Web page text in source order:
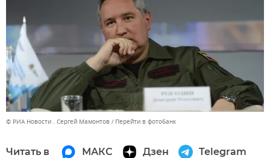
© РИА Новости . Сергей Мамонтов Перейти в фотобанк
Читать в МАКС Дзен Telegram